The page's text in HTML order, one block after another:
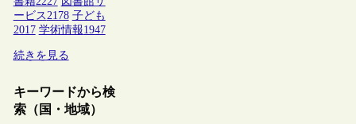
ービス2178 子ども
2017 学術情報1947
続きを見る
キーワードから検
索（国・地域）